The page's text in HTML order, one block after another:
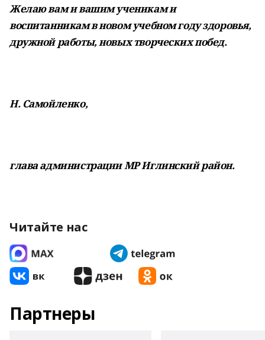
Желаю вам и вашим ученикам и
воспитанникам в новом учебном году здоровья,
дружной работы, новых творческих побед.
Н. Самойленко,
глава администрации МР Иглинский район.
Читайте нас
Партнеры